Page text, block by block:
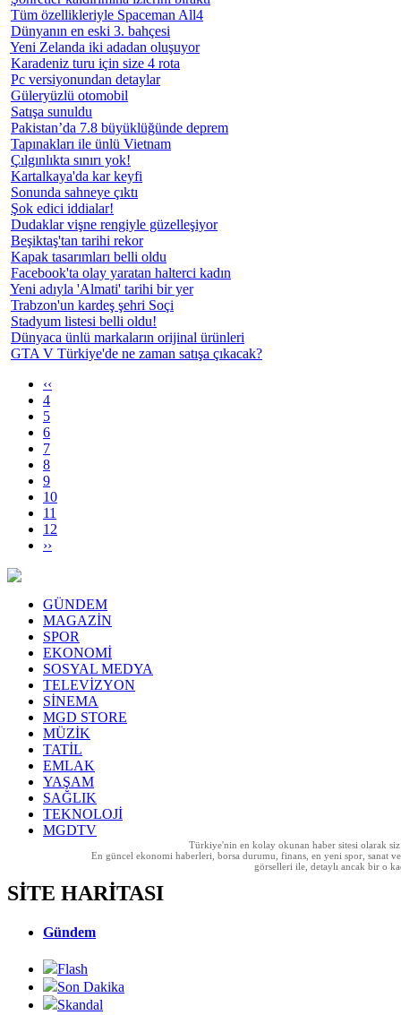
Tüm özellikleriyle Spaceman All4
Dünyanın en eski 3. bahçesi
Yeni Zelanda iki adadan oluşuyor
Karadeniz turu için size 4 rota
Pc versiyonundan detaylar
Güleryüzlü otomobil
Satışa sunuldu
Pakistan’da 7.8 büyüklüğünde deprem
Tapınakları ile ünlü Vietnam
Çılgınlıkta sınırı yok!
Kartalkaya'da kar keyfi
Sonunda sahneye çıktı
Şok edici iddialar!
Dudaklar vişne rengiyle güzelleşiyor
Beşiktaş'tan tarihi rekor
Kapak tasarımları belli oldu
Facebook'ta olay yaratan halterci kadın
Yeni adıyla 'Almati' tarihi bir yer
Trabzon'un kardeş şehri Soçi
Stadyum listesi belli oldu!
Dünyaca ünlü markaların orijinal ürünleri
GTA V Türkiye'de ne zaman satışa çıkacak?
‹‹
4
5
6
7
8
9
10
11
12
››
GÜNDEM
MAGAZİN
SPOR
EKONOMİ
SOSYAL MEDYA
TELEVİZYON
SİNEMA
MGD STORE
MÜZİK
TATİL
EMLAK
YAŞAM
SAĞLIK
TEKNOLOJİ
MGDTV
Türkiye'nin en kolay okunan haber sitesi olarak siz
En güncel ekonomi haberleri, borsa durumu, finans, en yeni spor, sanat
görselleri ile, detaylı ancak bir o
SİTE HARİTASI
Gündem
Flash
Son Dakika
Skandal